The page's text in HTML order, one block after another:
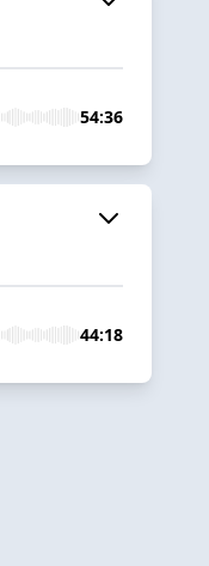
54:36
44:18